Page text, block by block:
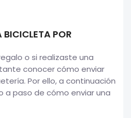
POR
o si realizaste una
conocer cómo enviar
Por ello, a continuación
a paso de cómo enviar una